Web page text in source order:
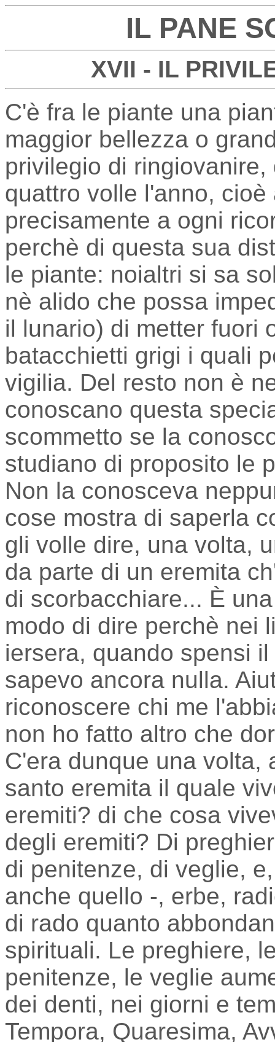
IL PANE
XVII - IL
C'è fra le piante una
maggior bellezza o
privilegio di
quattro volle l'anno,
precisamente a ogni
perchè di questa sua
le piante: noialtri si sa
nè alido che possa
il lunario) di metter fuori
batacchietti grigi i quali
vigilia. Del resto non è
conoscano questa
scommetto se la
studiano di proposito le
Non la conosceva
cose mostra di saperla
gli volle dire, una volta,
da parte di un eremita
di scorbacchiare... È
modo di dire perchè nei
iersera, quando spensi
sapevo ancora nulla.
riconoscere chi me
non ho fatto altro che
C'era dunque una volta,
santo eremita il quale
eremiti? di che cosa
degli eremiti? Di
di penitenze, di veglie,
anche quello -, erbe,
di rado quanto
spirituali. Le preghiere,
penitenze, le veglie
dei denti, nei giorni e
Tempora, Quaresima,